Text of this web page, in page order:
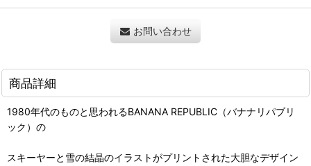
お問い合わせ
商品詳細
1980年代のものと思われるBANANA REPUBLIC（バナナリパブリ
ック）の
スキーヤーと雪の結晶のイラストがプリントされた大胆なデザイン